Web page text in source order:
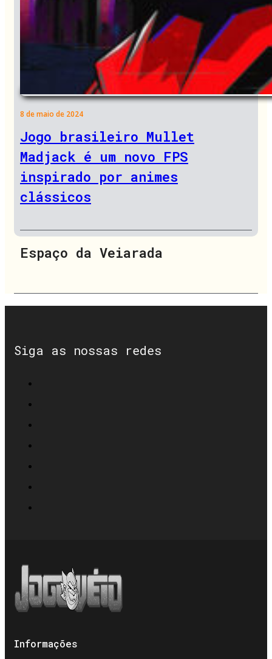
8 de maio de 2024
Jogo brasileiro Mullet
Madjack é um novo FPS
inspirado por animes
clássicos
Espaço da Veiarada
Siga as nossas redes
Informações